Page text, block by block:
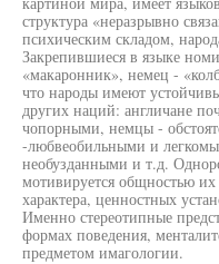
структура «неразрывно
психическим складом,
Закрепившиеся в языке
«макаронник», немец -
что народы имеют
других наций: англичане
чопорными, немцы -
-любвеобильными и
необузданными и т.д.
мотивируется общностью
характера, ценностных
Именно стереотипные
формах поведения,
предметом имагологии.